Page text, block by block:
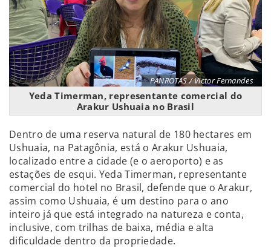
PANROTAS / Victor Fernandes
Yeda Timerman, representante comercial do
Arakur Ushuaia no Brasil
Dentro de uma reserva natural de 180 hectares em
Ushuaia, na Patagônia, está o Arakur Ushuaia,
localizado entre a cidade (e o aeroporto) e as
estações de esqui. Yeda Timerman, representante
comercial do hotel no Brasil, defende que o Arakur,
assim como Ushuaia, é um destino para o ano
inteiro já que está integrado na natureza e conta,
inclusive, com trilhas de baixa, média e alta
dificuldade dentro da propriedade.